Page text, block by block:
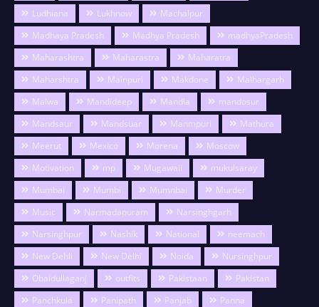
Ludhiana
Lukhnow
Machalpur
Madhaya Pradesh
Madhya Pradesh
madhyaPradesh
Maharashtra
Maharastra
Maharatra
Maharshtra
Mainpuri Makdone
Malhargarh
Malwa
Mandideep Mandla
mandosur
Mandsaur
Mandsuar Manmpuri
Mathura
Meerut
Mexico Morena
Moscow
Motivation
mp Mugawali
mukulsaray
Mumbai
Mumbi Mumnbai
Murder
Music
Narmadapuram
Narsinghgarh
Narsinghpur
Nashik National
neemach
New Dehli
New Delhi Noida
Nursinghpur
Obaidullaganj
outfits Pakistaan
Pakistan
Panchkula
Panipath Panjab
Panna